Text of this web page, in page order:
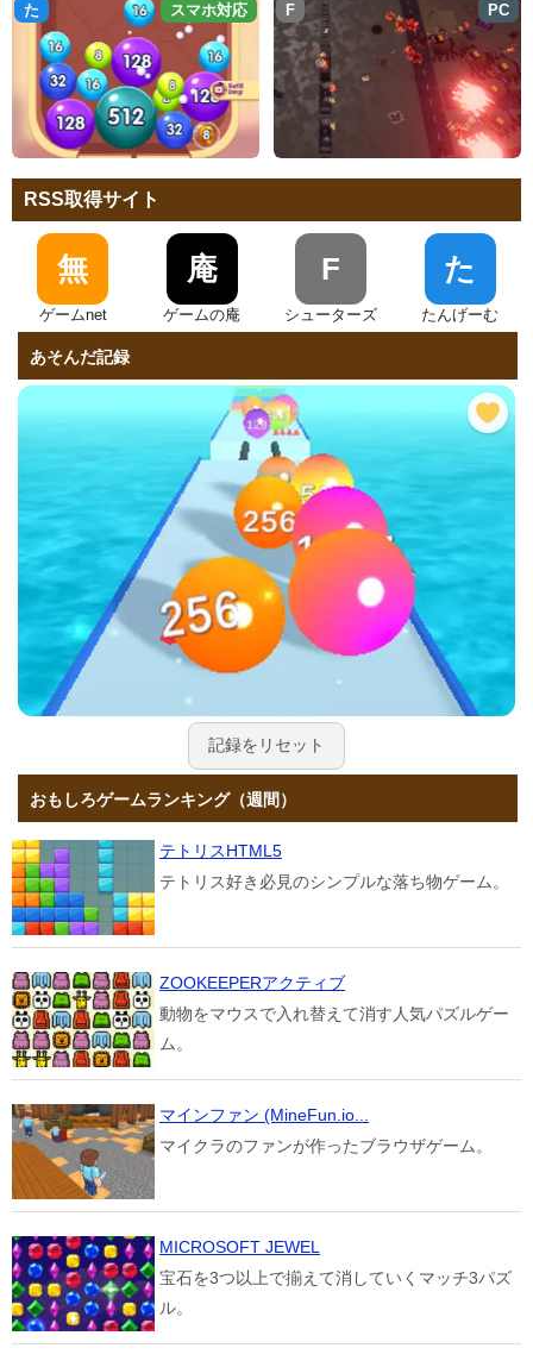
た スマホ対応 F PC
RSS取得サイト
無
ゲームnet
庵
ゲームの庵
F
シューターズ
た
たんげーむ
あそんだ記録
記録をリセット
おもしろゲームランキング（週間）
テトリスHTML5
テトリス好き必見のシンプルな落ち物ゲーム。
ZOOKEEPERアクティブ
動物をマウスで入れ替えて消す人気パズルゲー
ム。
マインファン (MineFun.io...
マイクラのファンが作ったブラウザゲーム。
MICROSOFT JEWEL
宝石を3つ以上で揃えて消していくマッチ3パズ
ル。